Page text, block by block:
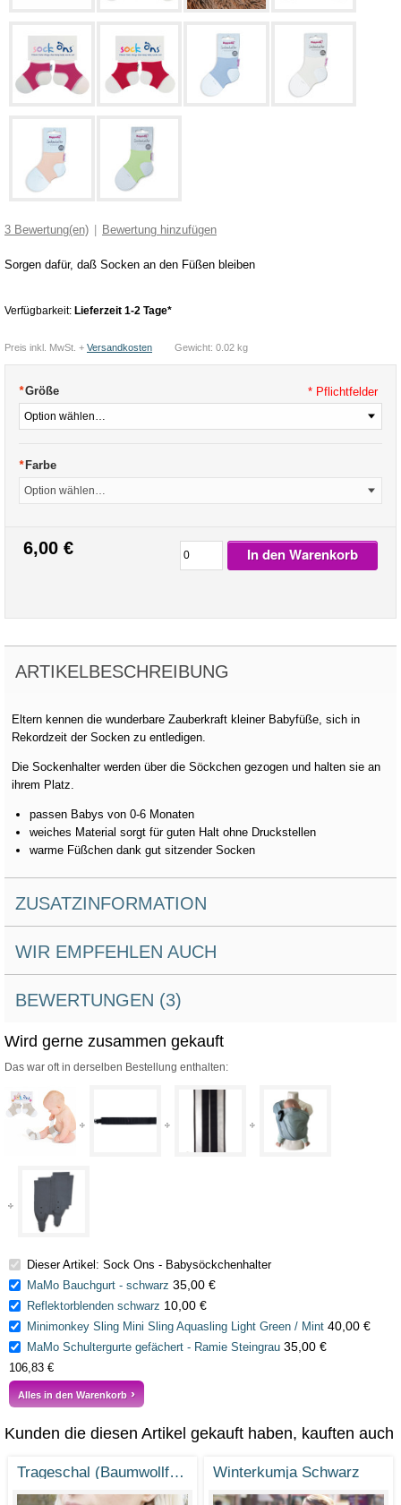
3 Bewertung(en) Bewertung hinzufügen
Sorgen dafür, daß Socken an den Füßen bleiben
Verfügbarkeit: Lieferzeit 1-2 Tage*
Preis inkl. MwSt. + Versandkosten Gewicht: 0.02 kg
*Größe
* Farbe
* Pflichtfelder
6,00 € In den Warenkorb
ARTIKELBESCHREIBUNG
Eltern kennen die wunderbare Zauberkraft kleiner Babyfüße, sich in
Rekordzeit der Socken zu entledigen.
Die Sockenhalter werden über die Söckchen gezogen und halten sie an
ihrem Platz.
passen Babys von 0-6 Monaten
weiches Material sorgt für guten Halt ohne Druckstellen
warme Füßchen dank gut sitzender Socken
ZUSATZINFORMATION
WIR EMPFEHLEN AUCH
BEWERTUNGEN (3)
Wird gerne zusammen gekauft
Das war oft in derselben Bestellung enthalten:
Dieser Artikel: Sock Ons - Babysöckchenhalter
MaMo Bauchgurt - schwarz 35,00 €
Reflektorblenden schwarz 10,00 €
Minimonkey Sling Mini Sling Aquasling Light Green / Mint 40,00 €
MaMo Schultergurte gefächert - Ramie Steingrau 35,00 €
106,83 €
Alles in den Warenkorb
Kunden die diesen Artikel gekauft haben, kauften auch
Trageschal (Baumwollfleece) Winterkumja Schwarz